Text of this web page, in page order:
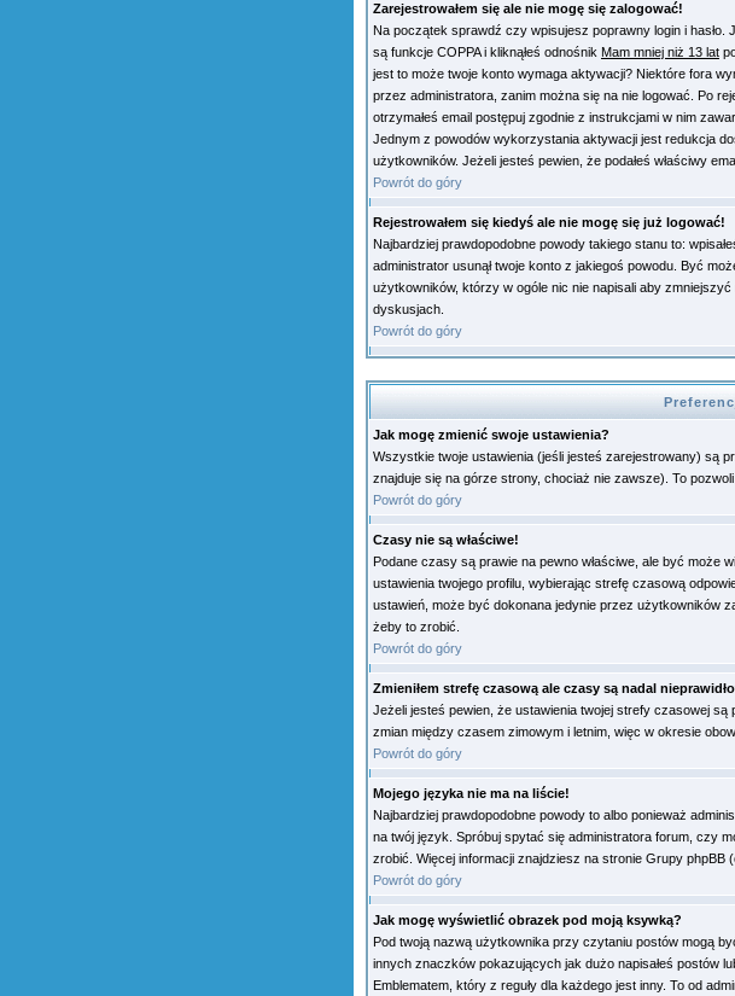
Zarejestrowałem się ale nie mogę się zalogować!
Na początek sprawdź czy wpisujesz poprawny login i
są funkcje COPPA i kliknąłeś odnośnik Mam mniej niż 13 lat
jest to może twoje konto wymaga aktywacji? Niektóre fora
przez administratora, zanim można się na nie logować. Po
otrzymałeś email postępuj zgodnie z instrukcjami w nim
Jednym z powodów wykorzystania aktywacji jest redukcja
użytkowników. Jeżeli jesteś pewien, że podałeś właściwy
Powrót do góry
Rejestrowałem się kiedyś ale nie mogę się już logować!
Najbardziej prawdopodobne powody takiego stanu to:
administrator usunął twoje konto z jakiegoś powodu. Być
użytkowników, którzy w ogóle nic nie napisali aby
dyskusjach.
Powrót do góry
Jak mogę zmienić swoje ustawienia?
Wszystkie twoje ustawienia (jeśli jesteś zarejestrowany) są
znajduje się na górze strony, chociaż nie zawsze). To
Powrót do góry
Czasy nie są właściwe!
Podane czasy są prawie na pewno właściwe, ale być może
ustawienia twojego profilu, wybierając strefę czasową
ustawień, może być dokonana jedynie przez użytkowników
żeby to zrobić.
Powrót do góry
Zmieniłem strefę czasową ale czasy są nadal
Jeżeli jesteś pewien, że ustawienia twojej strefy czasowej
zmian między czasem zimowym i letnim, więc w okresie
Powrót do góry
Mojego języka nie ma na liście!
Najbardziej prawdopodobne powody to albo ponieważ
na twój język. Spróbuj spytać się administratora forum, czy
zrobić. Więcej informacji znajdziesz na stronie Grupy phpBB
Powrót do góry
Jak mogę wyświetlić obrazek pod moją ksywką?
Pod twoją nazwą użytkownika przy czytaniu postów mogą
innych znaczków pokazujących jak dużo napisałeś postów
Emblematem, który z reguły dla każdego jest inny. To od